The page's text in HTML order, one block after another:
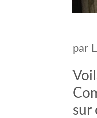
par
sur